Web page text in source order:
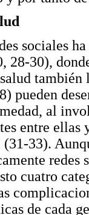
sociales
30),
pueden
al
entre ellas
(31-33).
cuatro
de cada